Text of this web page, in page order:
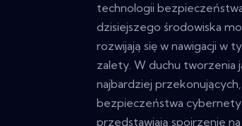
technologii
dzisiejszego środowiska
rozwijają się w nawigacji w
zalety. W duchu tworzenia
najbardziej
bezpieczeństwa
przedstawiają spojrzenie